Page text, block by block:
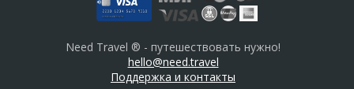
Need Travel ® - путешествовать нужно!
hello@need.travel
Поддержка и контакты